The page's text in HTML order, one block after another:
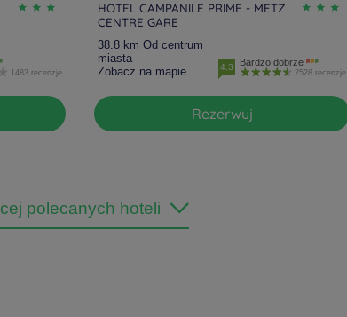
1483 recenzje
HOTEL CAMPANILE PRIME - METZ
CENTRE GARE
38.8 km Od centrum
miasta
Zobacz na mapie
4.3 Bardzo dobrze
2528 recenzje
Rezerwuj
polecanych hoteli